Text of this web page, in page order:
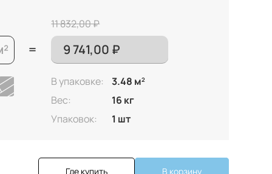
11 832,00 ₽
В упаковке: 3.48 м2
Вес:
16 кг
Упаковок:
1 шт
Где купить В корзину